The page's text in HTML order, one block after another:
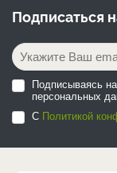
Подписаться
Подписываясь
персональных
С Политикой